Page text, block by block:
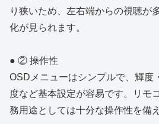
り狭いため、左右端からの視聴が
化が見られます。
● ② 操作性
OSDメニューはシンプルで、輝度
度など基本設定が容易です。リモ
務用途としては十分な操作性を備